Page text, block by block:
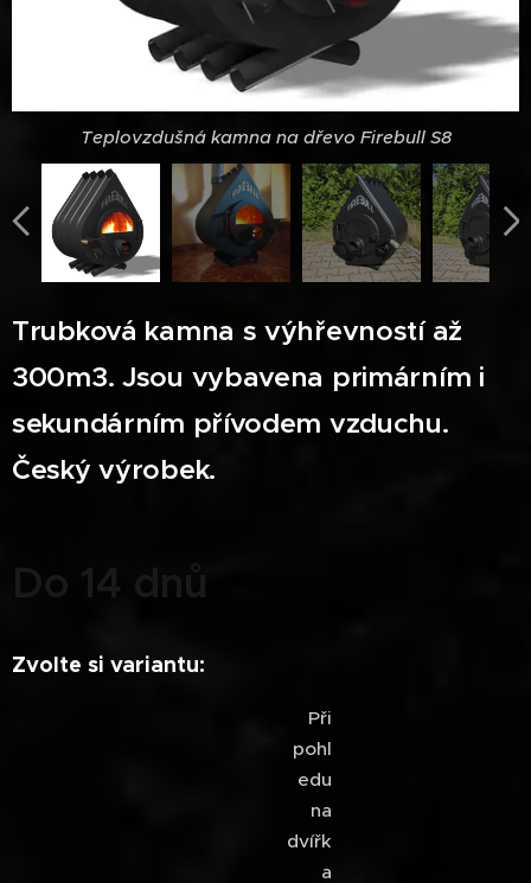
Teplovzdušná kamna na dřevo Firebull S8
Teplovzdušná kamna na dřevo Firebull S8
Teplovzdušná kamna na dřevo Firebull S8
Teplovzdušná kamna na dřevo Firebull S8
Teplovzdušná kamna na dřevo Firebull S8
Teplovzdušná kamna na dřevo Firebull S8
Teplovzdušná kamna na dřevo Firebull S8
Trubková kamna s výhřevností až
300m3. Jsou vybavena primárním i
sekundárním přívodem vzduchu.
Český výrobek.
Do 14 dnů
Zvolte si variantu:
Při
pohl
edu
na
dvířk
a